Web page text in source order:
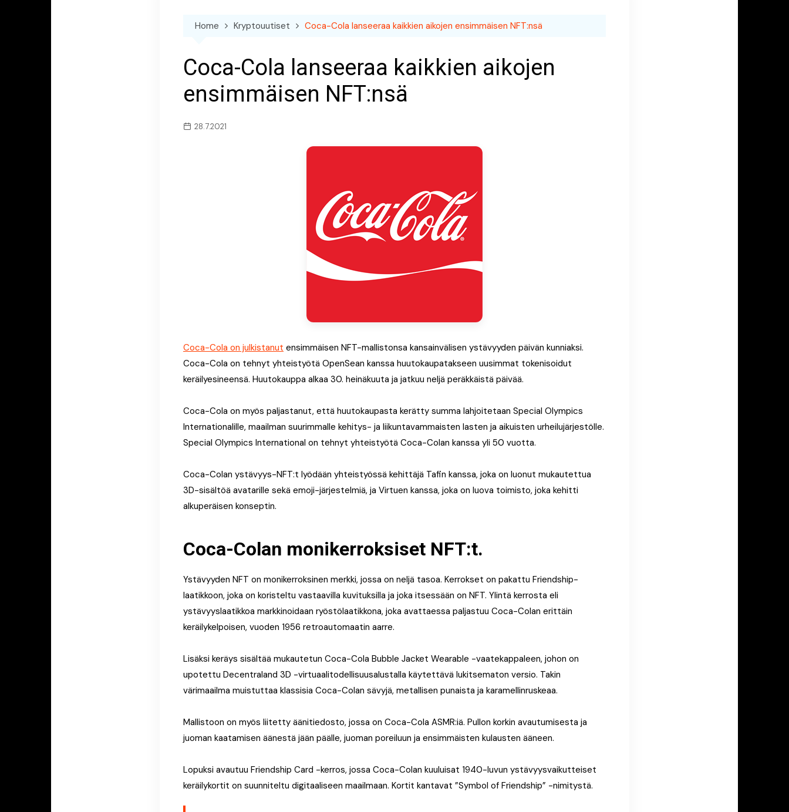
Home Kryptouutiset Coca-Cola lanseeraa kaikkien aikojen ensimmäisen NFT:nsä
Coca-Cola lanseeraa kaikkien aikojen
ensimmäisen NFT:nsä
28.7.2021
Coca-Cola on julkistanut ensimmäisen NFT-mallistonsa kansainvälisen ystävyyden päivän kunniaksi.
Coca-Cola on tehnyt yhteistyötä OpenSean kanssa huutokaupatakseen uusimmat tokenisoidut
keräilyesineensä. Huutokauppa alkaa 30. heinäkuuta ja jatkuu neljä peräkkäistä päivää.
Coca-Cola on myös paljastanut, että huutokaupasta kerätty summa lahjoitetaan Special Olympics
Internationalille, maailman suurimmalle kehitys- ja liikuntavammaisten lasten ja aikuisten urheilujärjestölle.
Special Olympics International on tehnyt yhteistyötä Coca-Colan kanssa yli 50 vuotta.
Coca-Colan ystävyys-NFT:t lyödään yhteistyössä kehittäjä Tafin kanssa, joka on luonut mukautettua
3D-sisältöä avatarille sekä emoji-järjestelmiä, ja Virtuen kanssa, joka on luova toimisto, joka kehitti
alkuperäisen konseptin.
Coca-Colan monikerroksiset NFT:t.
Ystävyyden NFT on monikerroksinen merkki, jossa on neljä tasoa. Kerrokset on pakattu Friendship-
laatikkoon, joka on koristeltu vastaavilla kuvituksilla ja joka itsessään on NFT. Ylintä kerrosta eli
ystävyyslaatikkoa markkinoidaan ryöstölaatikkona, joka avattaessa paljastuu Coca-Colan erittäin
keräilykelpoisen, vuoden 1956 retroautomaatin aarre.
Lisäksi keräys sisältää mukautetun Coca-Cola Bubble Jacket Wearable -vaatekappaleen, johon on
upotettu Decentraland 3D -virtuaalitodellisuusalustalla käytettävä lukitsematon versio. Takin
värimaailma muistuttaa klassisia Coca-Colan sävyjä, metallisen punaista ja karamellinruskeaa.
Mallistoon on myös liitetty äänitiedosto, jossa on Coca-Cola ASMR:iä. Pullon korkin avautumisesta ja
juoman kaatamisen äänestä jään päälle, juoman poreiluun ja ensimmäisten kulausten ääneen.
Lopuksi avautuu Friendship Card -kerros, jossa Coca-Colan kuuluisat 1940-luvun ystävyysvaikutteiset
keräilykortit on suunniteltu digitaaliseen maailmaan. Kortit kantavat ”Symbol of Friendship” -nimitystä.